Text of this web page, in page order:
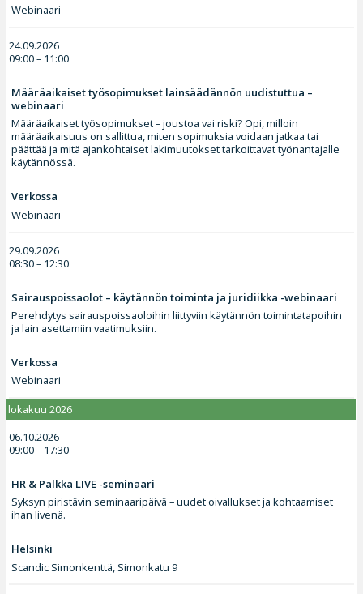
Webinaari
24.09.2026
09:00 – 11:00
Määräaikaiset työsopimukset lainsäädännön uudistuttua –
webinaari
Määräaikaiset työsopimukset – joustoa vai riski? Opi, milloin
määräaikaisuus on sallittua, miten sopimuksia voidaan jatkaa tai
päättää ja mitä ajankohtaiset lakimuutokset tarkoittavat työnantajalle
käytännössä.
Verkossa
Webinaari
29.09.2026
08:30 – 12:30
Sairauspoissaolot – käytännön toiminta ja juridiikka -webinaari
Perehdytys sairauspoissaoloihin liittyviin käytännön toimintatapoihin
ja lain asettamiin vaatimuksiin.
Verkossa
Webinaari
lokakuu 2026
06.10.2026
09:00 – 17:30
HR & Palkka LIVE -seminaari
Syksyn piristävin seminaaripäivä – uudet oivallukset ja kohtaamiset
ihan livenä.
Helsinki
Scandic Simonkenttä, Simonkatu 9